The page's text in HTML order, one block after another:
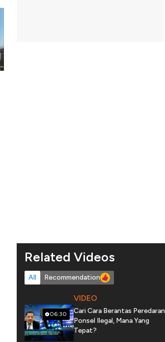
Related Videos
All Recommendation
06:30
VIDEO
Cari Cara Berantas Peredaran
Ponsel Ilegal, Mana Yang
Tepat?